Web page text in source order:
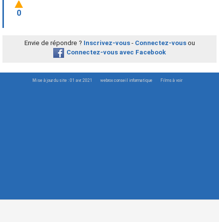
0
Envie de répondre ? Inscrivez-vous- Connectez-vousou
Connectez-vous avec Facebook
Mise à jour du site : 01 avr. 2021 webrox conseil informatique Films à voir